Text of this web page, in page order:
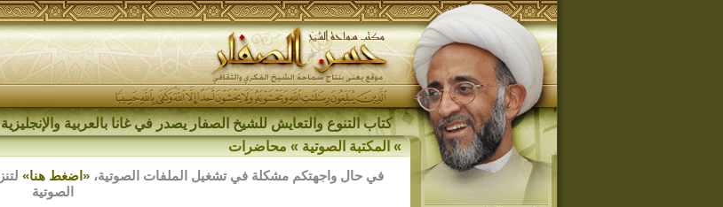
كتاب التنوع والتعايش للشيخ الصفار يصدر في غانا بالعربية والإنجليزية
»المكتبة الصوتية»محاضرات
في حال واجهتكم مشكلة في تشغيل الملفات الصوتية،«اضغط هنا»
الصوتية